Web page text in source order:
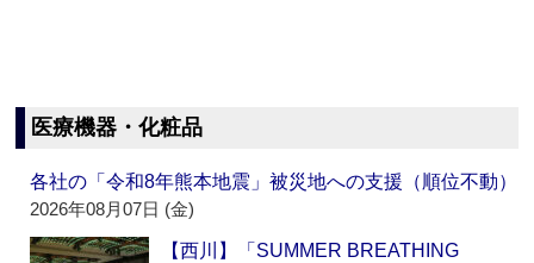
医療機器・化粧品
各社の「令和8年熊本地震」被災地への支援（順位不動）
2026年08月07日 (金)
【西川】「SUMMER BREATHING